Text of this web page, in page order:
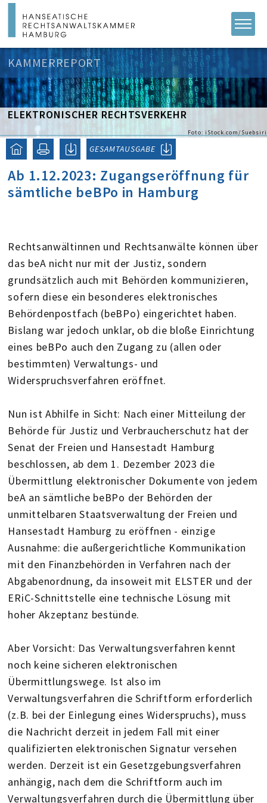
KAMMERREPORT
Foto: iStock.com/Suebsiri
ELEKTRONISCHER RECHTSVERKEHR
GESAMTAUSGABE
Ab 1.12.2023: Zugangseröffnung für
sämtliche beBPo in Hamburg
Rechtsanwältinnen und Rechtsanwälte können über
das beA nicht nur mit der Justiz, sondern
grundsätzlich auch mit Behörden kommunizieren,
sofern diese ein besonderes elektronisches
Behördenpostfach (beBPo) eingerichtet haben.
Bislang war jedoch unklar, ob die bloße Einrichtung
eines beBPo auch den Zugang zu (allen oder
bestimmten) Verwaltungs- und
Widerspruchsverfahren eröffnet.
Nun ist Abhilfe in Sicht: Nach einer Mitteilung der
Behörde für Justiz und Verbraucherschutz hat der
Senat der Freien und Hansestadt Hamburg
beschlossen, ab dem 1. Dezember 2023 die
Übermittlung elektronischer Dokumente von jedem
beA an sämtliche beBPo der Behörden der
unmittelbaren Staatsverwaltung der Freien und
Hansestadt Hamburg zu eröffnen - einzige
Ausnahme: die außergerichtliche Kommunikation
mit den Finanzbehörden in Verfahren nach der
Abgabenordnung, da insoweit mit ELSTER und der
ERiC-Schnittstelle eine technische Lösung mit
hoher Akzeptanz bestünde.
Aber Vorsicht: Das Verwaltungsverfahren kennt
noch keine sicheren elektronischen
Übermittlungswege. Ist also im
Verwaltungsverfahren die Schriftform erforderlich
(z.B. bei der Einlegung eines Widerspruchs), muss
die Nachricht derzeit in jedem Fall mit einer
qualifizierten elektronischen Signatur versehen
werden. Derzeit ist ein Gesetzgebungsverfahren
anhängig, nach dem die Schriftform auch im
Verwaltungsverfahren durch die Übermittlung über